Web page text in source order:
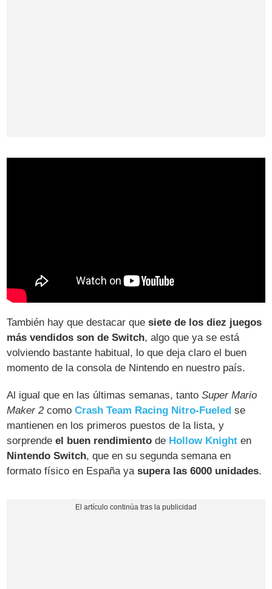
También hay que destacar quesiete de los diez juegos
más vendidos son de Switch, algo que ya se está
volviendo bastante habitual, lo que deja claro el buen
momento de la consola de Nintendo en nuestro país.
Al igual que en las últimas semanas, tantoSuper Mario
Maker 2comoCrash Team Racing Nitro-Fueled se
mantienen en los primeros puestos de la lista, y
sorprendeel buen rendimiento de Hollow Knight en
Nintendo Switch, que en su segunda semana en
formato físico en España yasupera las 6000 unidades.